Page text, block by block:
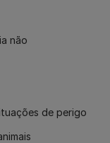
não
de perigo